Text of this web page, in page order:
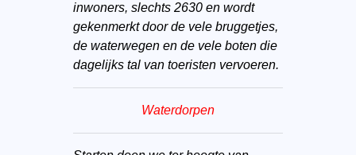
inwoners, slechts 2630 en wordt
gekenmerkt door de vele bruggetjes,
de waterwegen en de vele boten die
dagelijks tal van toeristen vervoeren.
Waterdorpen